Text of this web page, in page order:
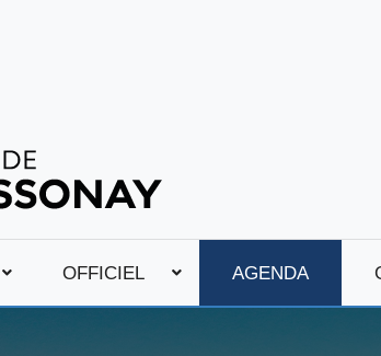
OFFICIEL AGENDA